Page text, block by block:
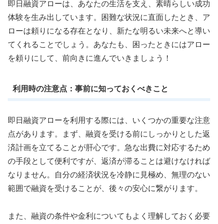
即日融資アローは、あなたの生活を支え、素晴らしい成功
体験を生み出しています。困難な状況に直面したとき、ア
ローは頼りになる存在となり、新たな明るい未来へと導い
てくれることでしょう。あなたも、困ったときにはアロー
を頼りにして、前向きに進んでいきましょう！
利用時の注意点：事前に知っておくべきこと
即日融資アローを利用する際には、いくつかの重要な注意
点があります。まず、融資を受ける前にしっかりとした返
済計画を立てることが肝心です。急な出費に対応するため
の手段として便利ですが、返済が滞ることは避けなければ
なりません。自分の経済状況を冷静に見極め、無理のない
範囲で融資を受けることが、後々の安心に繋がります。
また、融資の条件や金利についてもよく理解しておく必要